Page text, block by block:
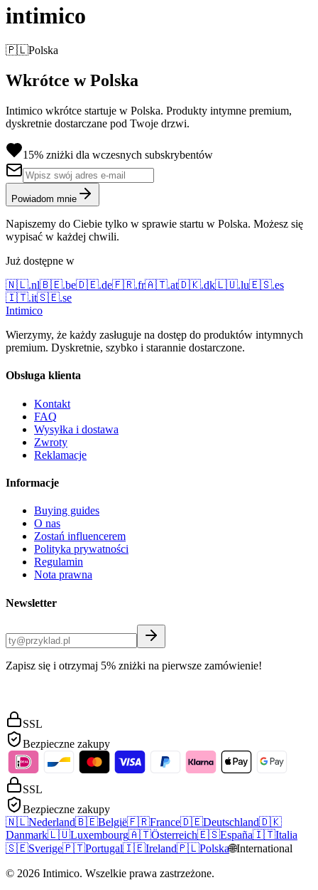
intimico
🇵🇱Polska
Wkrótce w Polska
Intimico wkrótce startuje w Polska. Produkty intymne premium,
dyskretnie dostarczane pod Twoje drzwi.
15% zniżki dla wczesnych subskrybentów
Powiadom mnie
Napiszemy do Ciebie tylko w sprawie startu w Polska. Możesz się
wypisać w każdej chwili.
Już dostępne w
🇳🇱.nl🇧🇪.be🇩🇪.de🇫🇷.fr🇦🇹.at🇩🇰.dk🇱🇺.lu🇪🇸.es
🇮🇹.it🇸🇪.se
Intimico
Wierzymy, że każdy zasługuje na dostęp do produktów intymnych
premium. Dyskretnie, szybko i starannie dostarczone.
Obsługa klienta
Kontakt
FAQ
Wysyłka i dostawa
Zwroty
Reklamacje
Informacje
Buying guides
O nas
Zostań influencerem
Polityka prywatności
Regulamin
Nota prawna
Newsletter
Zapisz się i otrzymaj 5% zniżki na pierwsze zamówienie!
SSL
Bezpieczne zakupy
SSL
Bezpieczne zakupy
🇳🇱Nederland🇧🇪België🇫🇷France🇩🇪Deutschland🇩🇰
Danmark🇱🇺Luxembourg🇦🇹Österreich🇪🇸España🇮🇹Italia
🇸🇪Sverige🇵🇹Portugal🇮🇪Ireland🇵🇱Polska🌐International
© 2026 Intimico. Wszelkie prawa zastrzeżone.